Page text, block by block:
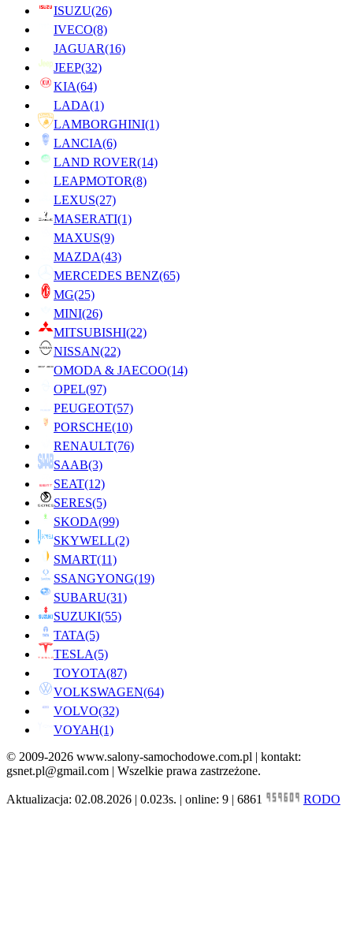
ISUZU(26)
IVECO(8)
JAGUAR(16)
JEEP(32)
KIA(64)
LADA(1)
LAMBORGHINI(1)
LANCIA(6)
LAND ROVER(14)
LEAPMOTOR(8)
LEXUS(27)
MASERATI(1)
MAXUS(9)
MAZDA(43)
MERCEDES BENZ(65)
MG(25)
MINI(26)
MITSUBISHI(22)
NISSAN(22)
OMODA & JAECOO(14)
OPEL(97)
PEUGEOT(57)
PORSCHE(10)
RENAULT(76)
SAAB(3)
SEAT(12)
SERES(5)
SKODA(99)
SKYWELL(2)
SMART(11)
SSANGYONG(19)
SUBARU(31)
SUZUKI(55)
TATA(5)
TESLA(5)
TOYOTA(87)
VOLKSWAGEN(64)
VOLVO(32)
VOYAH(1)
© 2009-2026 www.salony-samochodowe.com.pl | kontakt:
gsnet.pl@gmail.com | Wszelkie prawa zastrzeżone.
Aktualizacja: 02.08.2026 | 0.023s. | online: 9 | 6861 RODO